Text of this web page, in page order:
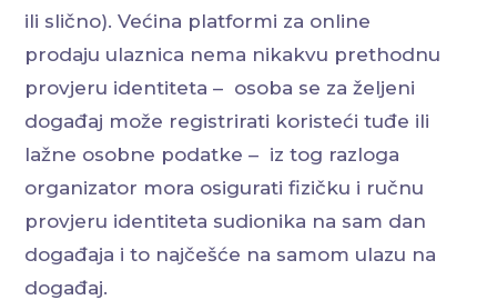
ili slično). Većina platformi za online
prodaju ulaznica nema nikakvu prethodnu
provjeru identiteta – osoba se za željeni
događaj može registrirati koristeći tuđe ili
lažne osobne podatke – iz tog razloga
organizator mora osigurati fizičku i ručnu
provjeru identiteta sudionika na sam dan
događaja i to najčešće na samom ulazu na
događaj.